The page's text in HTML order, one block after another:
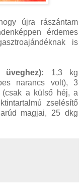
újra rászántam
érdemes
is
1,3 kg
narancs volt), 3
(csak a külső héj, a
zselésítő
magjai, 25 dkg